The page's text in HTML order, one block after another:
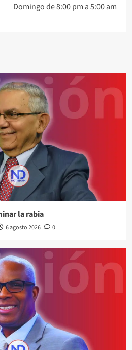
Domingo de 8:00 pm a 5:00 am
la rabia
6 agosto 2026 0